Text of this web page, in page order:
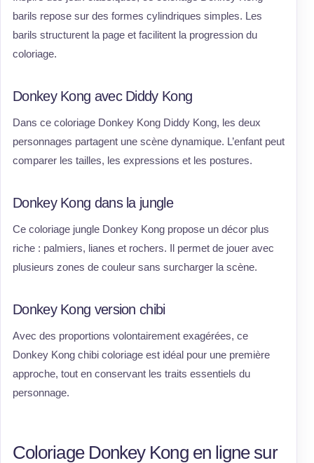
barils repose sur des formes cylindriques simples. Les
barils structurent la page et facilitent la progression du
coloriage.
Donkey Kong avec Diddy Kong
Dans ce coloriage Donkey Kong Diddy Kong, les deux
personnages partagent une scène dynamique. L’enfant peut
comparer les tailles, les expressions et les postures.
Donkey Kong dans la jungle
Ce coloriage jungle Donkey Kong propose un décor plus
riche : palmiers, lianes et rochers. Il permet de jouer avec
plusieurs zones de couleur sans surcharger la scène.
Donkey Kong version chibi
Avec des proportions volontairement exagérées, ce
Donkey Kong chibi coloriage est idéal pour une première
approche, tout en conservant les traits essentiels du
personnage.
Coloriage Donkey Kong en ligne sur